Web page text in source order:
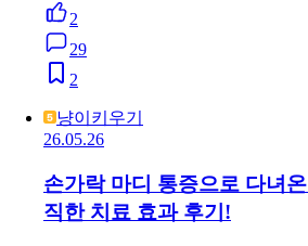
2
29
2
냥이키우기
26.05.26
손가락 마디 통증으로 다녀
직한 치료 효과 후기!